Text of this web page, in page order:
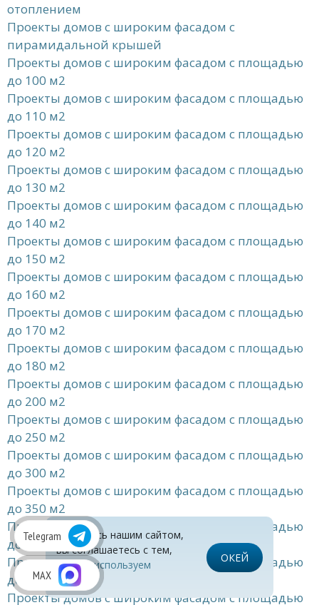
Telegram
MAX
отоплением
Проекты домов с широким фасадом с
пирамидальной крышей
Проекты домов с широким фасадом с площадью
до 100 м2
Проекты домов с широким фасадом с площадью
до 110 м2
Проекты домов с широким фасадом с площадью
до 120 м2
Проекты домов с широким фасадом с площадью
до 130 м2
Проекты домов с широким фасадом с площадью
до 140 м2
Проекты домов с широким фасадом с площадью
до 150 м2
Проекты домов с широким фасадом с площадью
до 160 м2
Проекты домов с широким фасадом с площадью
до 170 м2
Проекты домов с широким фасадом с площадью
до 180 м2
Проекты домов с широким фасадом с площадью
до 200 м2
Проекты домов с широким фасадом с площадью
до 250 м2
Проекты домов с широким фасадом с площадью
до 300 м2
Проекты домов с широким фасадом с площадью
до 350 м2
Проекты домов с широким фасадом с площадью
до 400 м2
Проекты домов с широким фасадом с площадью
до 80 м2
Проекты домов с широким фасадом с площадью
Пользуясь нашим сайтом,
вы соглашаетесь с тем,
чтомы используем
cookies
ОКЕЙ